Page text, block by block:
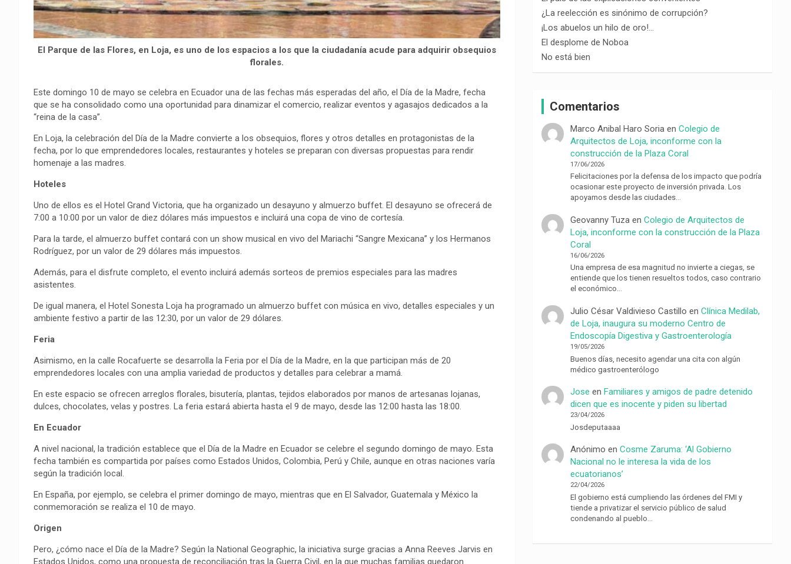
El Parque de las Flores, en Loja, es uno de los espacios a los que la ciudadanía acude para adquirir obsequios
florales.
Este domingo 10 de mayo se celebra en Ecuador una de las fechas más esperadas del año, el Día de la Madre, fecha
que se ha consolidado como una oportunidad para dinamizar el comercio, realizar eventos y agasajos dedicados a la
“reina de la casa”.
En Loja, la celebración del Día de la Madre convierte a los obsequios, flores y otros detalles en protagonistas de la
fecha, por lo que emprendedores locales, restaurantes y hoteles se preparan con diversas propuestas para rendir
homenaje a las madres.
Hoteles
Uno de ellos es el Hotel Grand Victoria, que ha organizado un desayuno y almuerzo buffet. El desayuno se ofrecerá de
7:00 a 10:00 por un valor de diez dólares más impuestos e incluirá una copa de vino de cortesía.
Para la tarde, el almuerzo buffet contará con un show musical en vivo del Mariachi “Sangre Mexicana” y los Hermanos
Rodríguez, por un valor de 29 dólares más impuestos.
Además, para el disfrute completo, el evento incluirá además sorteos de premios especiales para las madres
asistentes.
De igual manera, el Hotel Sonesta Loja ha programado un almuerzo buffet con música en vivo, detalles especiales y un
ambiente festivo a partir de las 12:30, por un valor de 29 dólares.
Feria
Asimismo, en la calle Rocafuerte se desarrolla la Feria por el Día de la Madre, en la que participan más de 20
emprendedores locales con una amplia variedad de productos y detalles para celebrar a mamá.
En este espacio se ofrecen arreglos florales, bisutería, plantas, tejidos elaborados por manos de artesanas lojanas,
dulces, chocolates, velas y postres. La feria estará abierta hasta el 9 de mayo, desde las 12:00 hasta las 18:00.
En Ecuador
A nivel nacional, la tradición establece que el Día de la Madre en Ecuador se celebre el segundo domingo de mayo. Esta
fecha también es compartida por países como Estados Unidos, Colombia, Perú y Chile, aunque en otras naciones varía
según la tradición local.
En España, por ejemplo, se celebra el primer domingo de mayo, mientras que en El Salvador, Guatemala y México la
conmemoración se realiza el 10 de mayo.
Origen
Pero, ¿cómo nace el Día de la Madre? Según la National Geographic, la iniciativa surge gracias a Anna Reeves Jarvis en
Estados Unidos, como una propuesta de reconciliación tras la Guerra Civil, en la que muchas familias quedaron
¿La reelección es sinónimo de corrupción?
¡Los abuelos un hilo de oro!…
El desplome de Noboa
No está bien
Comentarios
Marco Anibal Haro Soria enColegio de
Arquitectos de Loja, inconforme con la
construcción de la Plaza Coral
17/06/2026
Felicitaciones por la defensa de los impacto que podría
ocasionar este proyecto de inversión privada. Los
apoyamos desde las ciudades…
Geovanny Tuza enColegio de Arquitectos de
Loja, inconforme con la construcción de la Plaza
Coral
16/06/2026
Una empresa de esa magnitud no invierte a ciegas, se
entiende que los tienen resueltos todos, caso contrario
el económico…
Julio César Valdivieso Castillo enClínica Medilab,
de Loja, inaugura su moderno Centro de
Endoscopía Digestiva y Gastroenterología
19/05/2026
Buenos días, necesito agendar una cita con algún
médico gastroenterólogo
Jose enFamiliares y amigos de padre detenido
dicen que es inocente y piden su libertad
23/04/2026
Josdeputaaaa
Anónimo enCosme Zaruma: ‘Al Gobierno
Nacional no le interesa la vida de los
ecuatorianos’
22/04/2026
El gobierno está cumpliendo las órdenes del FMI y
tiende a privatizar el servicio público de salud
condenando al pueblo…